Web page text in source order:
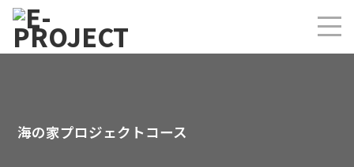
海の家プロジェクトコース